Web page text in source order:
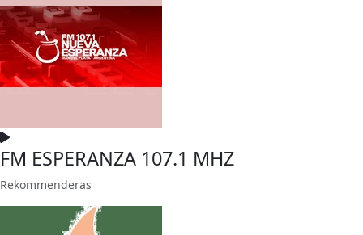
FM ESPERANZA 107.1 MHZ
Rekommenderas